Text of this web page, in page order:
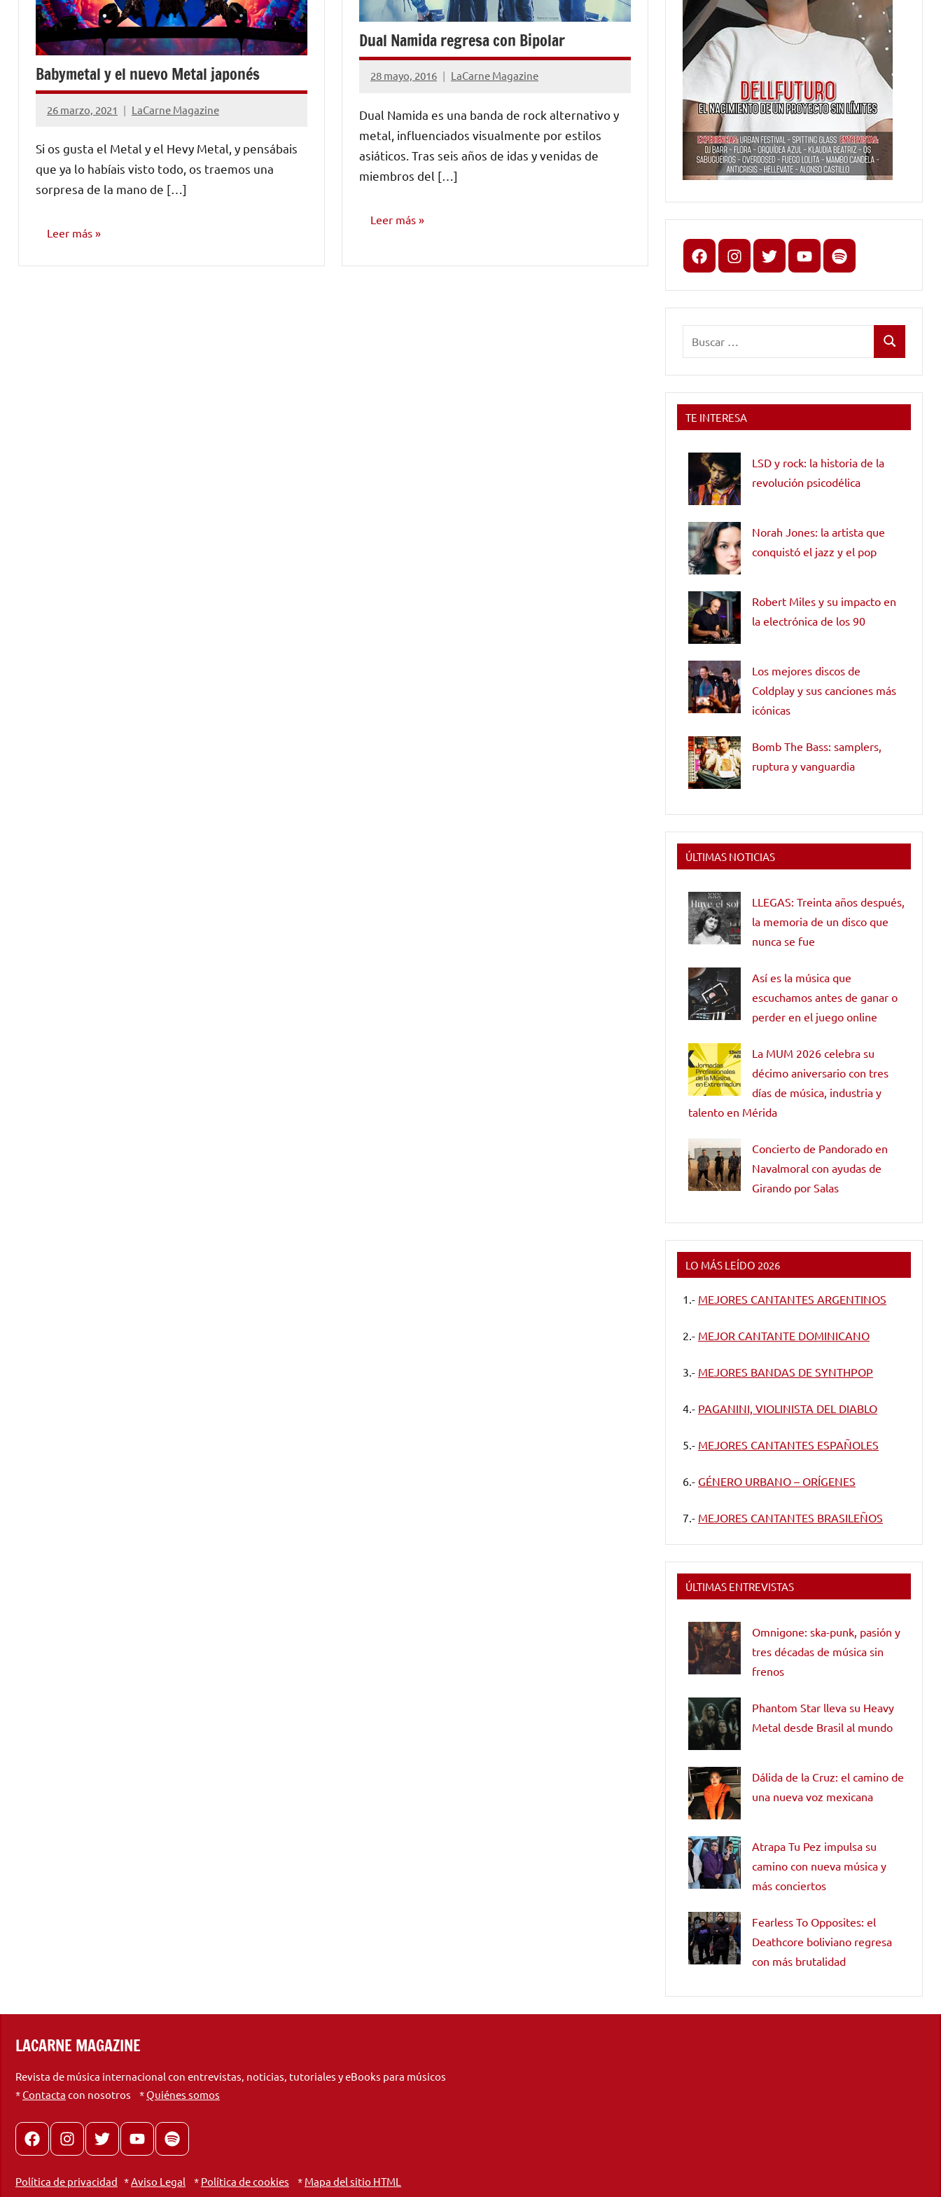
Babymetal y el nuevo Metal japonés
26 marzo, 2021 LaCarne Magazine
1
Si os gusta el Metal y el Hevy Metal, y pensábais
que ya lo habíais visto todo, os traemos una
sorpresa de la mano de […]
Leer más
Dual Namida regresa con Bipolar
28 mayo, 2016 LaCarne Magazine
No
comentarios
Dual Namida es una banda de rock alternativo y
metal, influenciados visualmente por estilos
asiáticos. Tras seis años de idas y venidas de
miembros del […]
Leer más
ENTREVISTAS
FacebookInstagram
X youtubespotify
Buscar
TE INTERESA
LSD y rock: la historia de la
revolución psicodélica
Norah Jones: la artista que
conquistó el jazz y el pop
Robert Miles y su impacto en
la electrónica de los 90
Los mejores discos de
Coldplay y sus canciones más
icónicas
Bomb The Bass: samplers,
ruptura y vanguardia
ÚLTIMAS NOTICIAS
LLEGAS: Treinta años después,
la memoria de un disco que
nunca se fue
Así es la música que
escuchamos antes de ganar o
perder en el juego online
La MUM 2026 celebra su
décimo aniversario con tres
días de música, industria y
talento en Mérida
Concierto de Pandorado en
Navalmoral con ayudas de
Girando por Salas
LO MÁS LEÍDO 2026
1.- MEJORES CANTANTES ARGENTINOS
2.- MEJOR CANTANTE DOMINICANO
3.- MEJORES BANDAS DE SYNTHPOP
4.- PAGANINI, VIOLINISTA DEL DIABLO
5.- MEJORES CANTANTES ESPAÑOLES
6.- GÉNERO URBANO – ORÍGENES
7.- MEJORES CANTANTES BRASILEÑOS
ÚLTIMAS ENTREVISTAS
Omnigone: ska-punk, pasión y
tres décadas de música sin
frenos
Phantom Star lleva su Heavy
Metal desde Brasil al mundo
Dálida de la Cruz: el camino de
una nueva voz mexicana
Atrapa Tu Pez impulsa su
camino con nueva música y
más conciertos
Fearless To Opposites: el
Deathcore boliviano regresa
con más brutalidad
LACARNE MAGAZINE
Revista de música internacional con entrevistas, noticias, tutoriales y eBooks para músicos
*Contacta con nosotros *Quiénes somos
FacebookInstagram
X youtubespotify
Política de privacidad *Aviso Legal * Política de cookies * Mapa del sitio HTML